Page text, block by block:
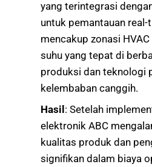
yang terintegrasi
untuk pemantauan
mencakup zonasi
suhu yang tepat di
produksi dan teknologi
kelembaban canggih.
Hasil : Setelah
elektronik ABC
kualitas produk dan
signifikan dalam biaya